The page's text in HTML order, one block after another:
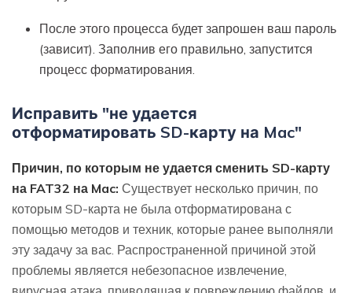
После этого процесса будет запрошен ваш пароль
(зависит). Заполнив его правильно, запустится
процесс форматирования.
Исправить "не удается
отформатировать SD-карту на Mac"
Причин, по которым не удается сменить SD-карту
на FAT32 на Mac: Существует несколько причин, по
которым SD-карта не была отформатирована с
помощью методов и техник, которые ранее выполняли
эту задачу за вас. Распространенной причиной этой
проблемы является небезопасное извлечение,